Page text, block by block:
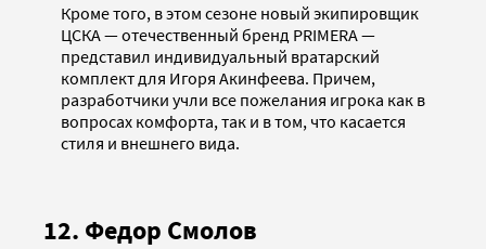
Кроме того, в этом сезоне новый экипировщик
ЦСКА — отечественный бренд PRIMERA —
представил индивидуальный вратарский
комплект для Игоря Акинфеева. Причем,
разработчики учли все пожелания игрока как в
вопросах комфорта, так и в том, что касается
стиля и внешнего вида.
12. Федор Смолов